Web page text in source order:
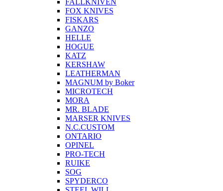
FALLKNIVEN
FOX KNIVES
FISKARS
GANZO
HELLE
HOGUE
KATZ
KERSHAW
LEATHERMAN
MAGNUM by Boker
MICROTECH
MORA
MR. BLADE
MARSER KNIVES
N.C.CUSTOM
ONTARIO
OPINEL
PRO-TECH
RUIKE
SOG
SPYDERCO